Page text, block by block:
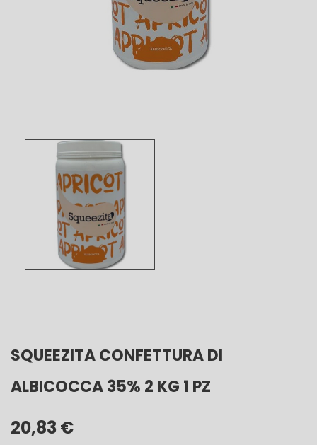
SQUEEZITA CONFETTURA DI
ALBICOCCA 35% 2 KG 1 PZ
20,83 €